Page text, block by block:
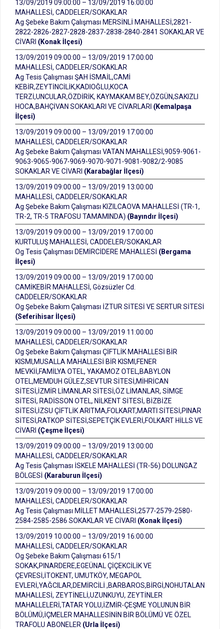
13/09/2019 09:00:00 – 13/09/2019 16:00:00
MAHALLESİ, CADDELER/SOKAKLAR
Ag Şebeke Bakım Çalışması MERSİNLİ MAHALLESİ,2821-
2822-2826-2827-2828-2837-2838-2840-2841 SOKAKLAR VE
CİVARI (Konak İlçesi)
13/09/2019 09:00:00 – 13/09/2019 17:00:00
MAHALLESİ, CADDELER/SOKAKLAR
Ag Tesis Çalışması ŞAH İSMAİL,CAMİ
KEBİR,ZEYTİNCİLİK,KADIOĞLU,KOCA
TERZİ,UNCULAR,ÖZDİRİK, KAYMAKAM BEY,ÖZGÜN,SAKIZLI
HOCA,BAHÇİVAN SOKAKLARI VE CİVARLARI (Kemalpaşa
İlçesi)
13/09/2019 09:00:00 – 13/09/2019 17:00:00
MAHALLESİ, CADDELER/SOKAKLAR
Ag Şebeke Bakım Çalışması VATAN MAHALLESİ,9059-9061-
9063-9065-9067-9069-9070-9071-9081-9082/2-9085
SOKAKLAR VE CİVARI (Karabağlar İlçesi)
13/09/2019 09:00:00 – 13/09/2019 13:00:00
MAHALLESİ, CADDELER/SOKAKLAR
Ag Şebeke Bakım Çalışması KIZILCAOVA MAHALLESİ (TR-1,
TR-2, TR-5 TRAFOSU TAMAMINDA) (Bayındır İlçesi)
13/09/2019 09:00:00 – 13/09/2019 17:00:00
KURTULUŞ MAHALLESİ, CADDELER/SOKAKLAR
Og Tesis Çalışması DEMİRCİDERE MAHALLESİ (Bergama
İlçesi)
13/09/2019 09:00:00 – 13/09/2019 17:00:00
CAMİKEBİR MAHALLESİ, Gözsüzler Cd.
CADDELER/SOKAKLAR
Og Şebeke Bakım Çalışması İZTUR SİTESİ VE SERTUR SİTESİ
(Seferihisar İlçesi)
13/09/2019 09:00:00 – 13/09/2019 11:00:00
MAHALLESİ, CADDELER/SOKAKLAR
Og Şebeke Bakım Çalışması ÇİFTLİK MAHALLESİ BİR
KISMI,MUSALLA MAHALLESİ BİR KISMI,FENER
MEVKİİ,FAMİLYA OTEL, YAKAMOZ OTEL,BABYLON
OTEL,MEMDUH GÜLEZ,SEVTUR SİTESİ,MİHRİCAN
SİTESİ,İZMİR LİMANLAR SİTESİ,ÖZ LİMANLAR, SİMGE
SİTESİ, RADİSSON OTEL, NİLKENT SİTESİ, BİZBİZE
SİTESİ,İZSU ÇİFTLİK ARITMA,FOLKART,MARTI SİTESİ,PINAR
SİTESİ,RATKOP SİTESİ,SEPETÇİK EVLERİ,FOLKART HİLLS VE
CİVARI (Çeşme İlçesi)
13/09/2019 09:00:00 – 13/09/2019 13:00:00
MAHALLESİ, CADDELER/SOKAKLAR
Ag Tesis Çalışması İSKELE MAHALLESİ (TR-56) DOLUNGAZ
BÖLGESİ (Karaburun İlçesi)
13/09/2019 09:00:00 – 13/09/2019 17:00:00
MAHALLESİ, CADDELER/SOKAKLAR
Ag Tesis Çalışması MİLLET MAHALLESİ,2577-2579-2580-
2584-2585-2586 SOKAKLAR VE CİVARI (Konak İlçesi)
13/09/2019 10:00:00 – 13/09/2019 16:00:00
MAHALLESİ, CADDELER/SOKAKLAR
Og Şebeke Bakım Çalışması 615/1
SOKAK,PINARDERE,EGEÜNAL ÇİÇEKCİLİK VE
ÇEVRESİ,İTOKENT, UMUTKÖY, MEGAPOL
EVLERİ,YAĞCILAR,DEMİRCİLİ ,BARBAROS,BİRGİ,NOHUTALAN
MAHALLESİ, ZEYTİNELİ,UZUNKUYU, ZEYTİNLER
MAHALLELERİ,TATAR YOLU,İZMİR-ÇEŞME YOLUNUN BİR
BÖLÜMÜ,İÇMELER MAHALLESİNİN BİR BÖLÜMÜ VE ÖZEL
TRAFOLU ABONELER (Urla İlçesi)